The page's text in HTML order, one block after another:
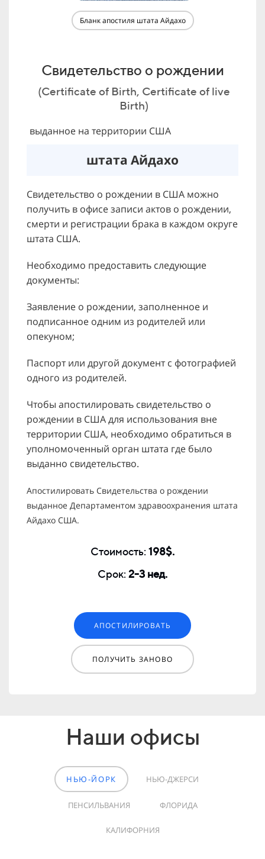
Бланк апостиля штата Айдахо
Свидетельство о рождении
(Certificate of Birth, Certificate of live
Birth)
выданное на территории США
штата Айдахо
Свидетельство о рождении в США можно
получить в офисе записи актов о рождении,
смерти и регистрации брака в каждом округе
штата США.
Необходимо предоставить следующие
документы:
Заявление о рождении, заполненное и
подписанное одним из родителей или
опекуном;
Паспорт или другой документ с фотографией
одного из родителей.
Чтобы апостилировать свидетельство о
рождении в США для использования вне
территории США, необходимо обратиться в
уполномоченный орган штата где было
выданно свидетельство.
Апостилировать Свидетельства о рождении
выданное Департаментом здравоохранения штата
Айдахо США.
Стоимость: 198$.
Срок: 2-3 нед.
АПОСТИЛИРОВАТЬ
ПОЛУЧИТЬ ЗАНОВО
Наши офисы
НЬЮ-ЙОРК НЬЮ-ДЖЕРСИ
ПЕНСИЛЬВАНИЯ ФЛОРИДА
КАЛИФОРНИЯ